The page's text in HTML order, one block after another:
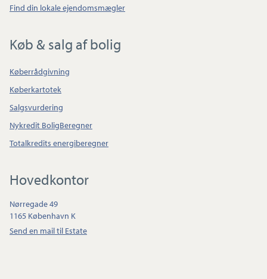
Find din lokale ejendomsmægler
Køb & salg af bolig
Køberrådgivning
Køberkartotek
Salgsvurdering
Nykredit BoligBeregner
Totalkredits energiberegner
Hovedkontor
Nørregade 49
1165 København K
Send en mail til Estate